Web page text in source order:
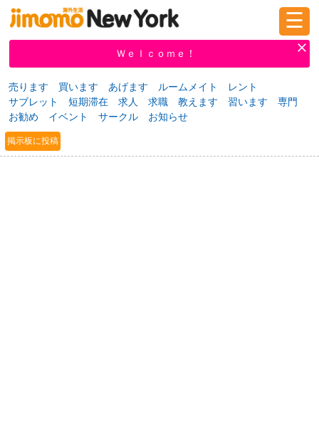
新規登録
掲示板 教えて！
☰
Ｗｅｌｃｏｍｅ！
売ります 買います あげます ルームメイト
レント
サブレット
短期滞在 求人 求職 教えます 習います
専門
お勧め
イベント サークル お知らせ
掲示板に投稿